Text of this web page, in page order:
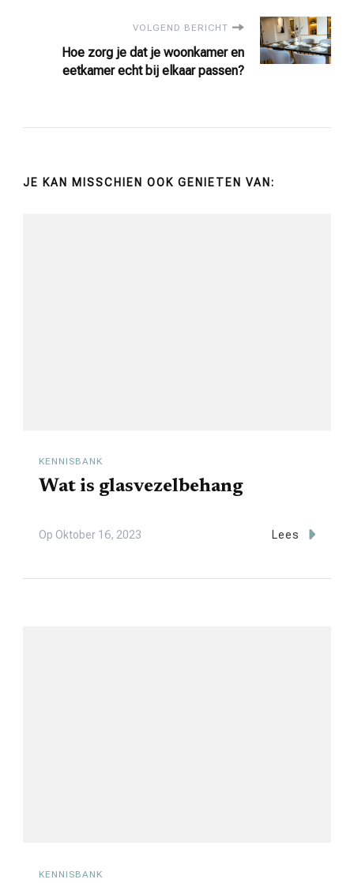
VOLGEND BERICHT
Hoe zorg je dat je woonkamer en
eetkamer echt bij elkaar passen?
JE KAN MISSCHIEN OOK GENIETEN VAN:
KENNISBANK
Wat is glasvezelbehang
Op Oktober 16, 2023 Lees
KENNISBANK